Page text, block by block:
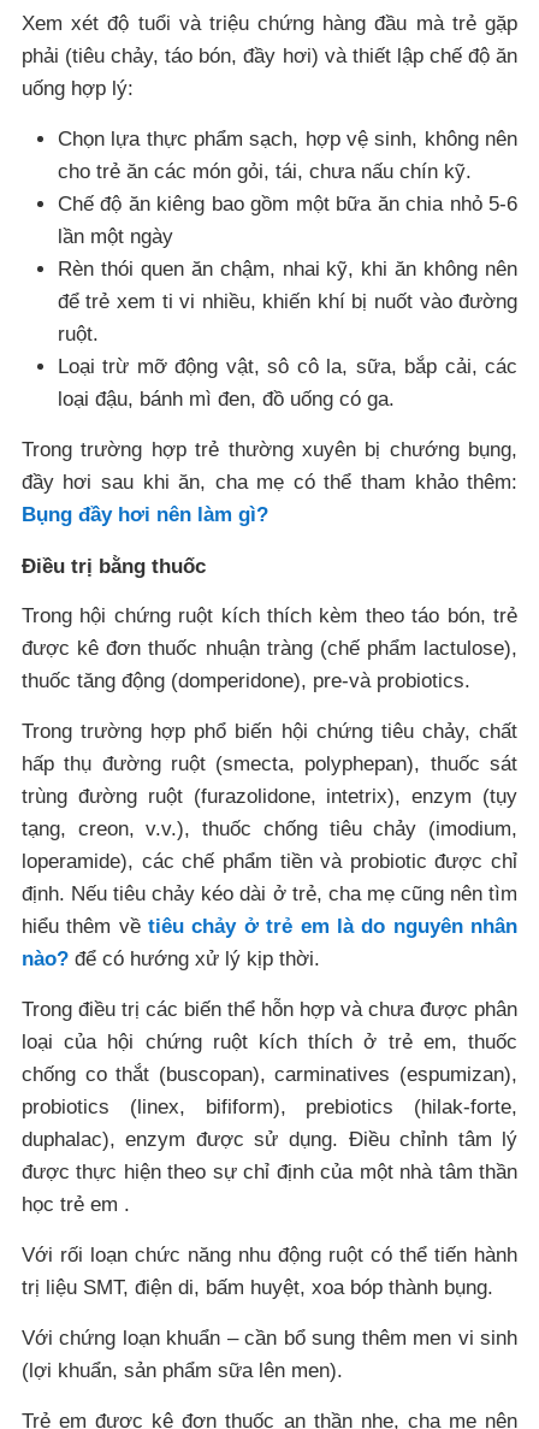
Xem xét độ tuổi và triệu chứng hàng đầu mà trẻ gặp
phải (tiêu chảy, táo bón, đầy hơi) và thiết lập chế độ ăn
uống hợp lý:
Chọn lựa thực phẩm sạch, hợp vệ sinh, không nên
cho trẻ ăn các món gỏi, tái, chưa nấu chín kỹ.
Chế độ ăn kiêng bao gồm một bữa ăn chia nhỏ 5-6
lần một ngày
Rèn thói quen ăn chậm, nhai kỹ, khi ăn không nên
để trẻ xem ti vi nhiều, khiến khí bị nuốt vào đường
ruột.
Loại trừ mỡ động vật, sô cô la, sữa, bắp cải, các
loại đậu, bánh mì đen, đồ uống có ga.
Trong trường hợp trẻ thường xuyên bị chướng bụng,
đầy hơi sau khi ăn, cha mẹ có thể tham khảo thêm:
Bụng đầy hơi nên làm gì?
Điều trị bằng thuốc
Trong hội chứng ruột kích thích kèm theo táo bón, trẻ
được kê đơn thuốc nhuận tràng (chế phẩm lactulose),
thuốc tăng động (domperidone), pre-và probiotics.
Trong trường hợp phổ biến hội chứng tiêu chảy, chất
hấp thụ đường ruột (smecta, polyphepan), thuốc sát
trùng đường ruột (furazolidone, intetrix), enzym (tụy
tạng, creon, v.v.), thuốc chống tiêu chảy (imodium,
loperamide), các chế phẩm tiền và probiotic được chỉ
định. Nếu tiêu chảy kéo dài ở trẻ, cha mẹ cũng nên tìm
hiểu thêm vềtiêu chảy ở trẻ em là do nguyên nhân
nào?để có hướng xử lý kịp thời.
Trong điều trị các biến thể hỗn hợp và chưa được phân
loại của hội chứng ruột kích thích ở trẻ em, thuốc
chống co thắt (buscopan), carminatives (espumizan),
probiotics (linex, bifiform), prebiotics (hilak-forte,
duphalac), enzym được sử dụng. Điều chỉnh tâm lý
được thực hiện theo sự chỉ định của một nhà tâm thần
học trẻ em .
Với rối loạn chức năng nhu động ruột có thể tiến hành
trị liệu SMT, điện di, bấm huyệt, xoa bóp thành bụng.
Với chứng loạn khuẩn – cần bổ sung thêm men vi sinh
(lợi khuẩn, sản phẩm sữa lên men).
Trẻ em được kê đơn thuốc an thần nhẹ, cha mẹ nên